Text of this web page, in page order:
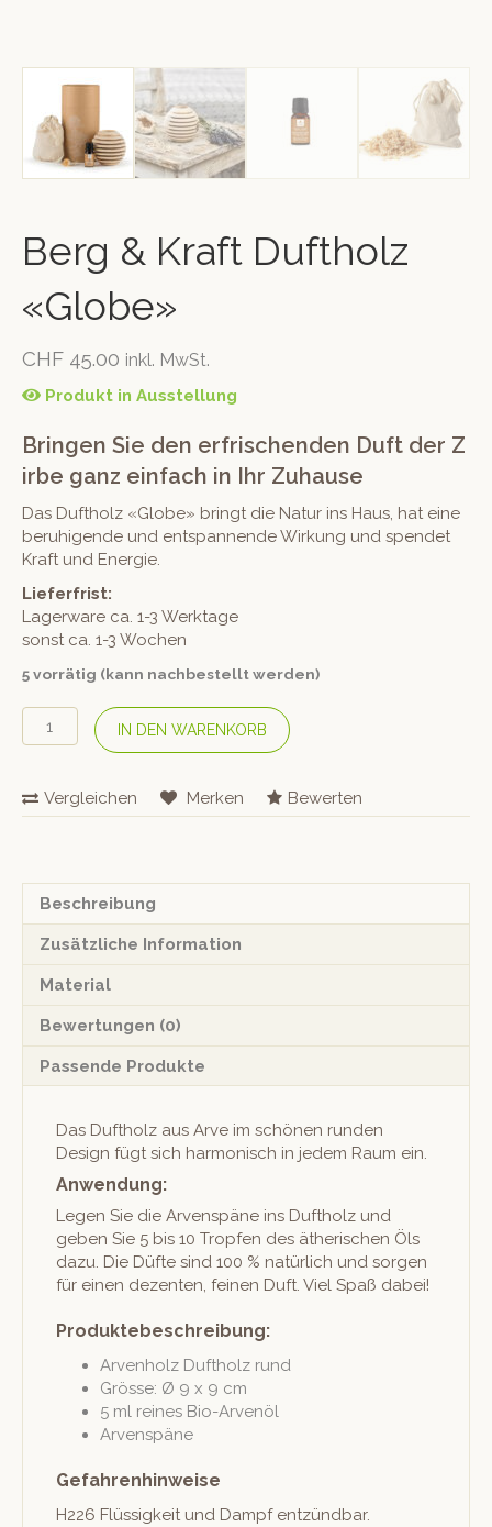
Berg & Kraft Duftholz
«Globe»
CHF 45.00 inkl. MwSt.
Produkt in Ausstellung
Bringen Sie den erfrischenden Duft der Z
irbe ganz einfach in Ihr Zuhause
Das Duftholz «Globe» bringt die Natur ins Haus, hat eine
beruhigende und entspannende Wirkung und spendet
Kraft und Energie.
Lieferfrist:
Lagerware ca. 1-3 Werktage
sonst ca. 1-3 Wochen
5 vorrätig (kann nachbestellt werden)
Berg
&
Duftholz
«Globe»
IN DEN WARENKORB
Vergleichen Merken Bewerten
Beschreibung
Zusätzliche Information
Material
Bewertungen (0)
Passende Produkte
Das Duftholz aus Arve im schö­nen run­den
Design fügt sich har­monisch in jedem Raum ein.
Anwendung:
Leg­en Sie die Arven­späne ins Duftholz und
geben Sie 5 bis 10 Tropfen des ätherischen Öls
dazu. Die Düfte sind 100 % natür­lich und sor­gen
für einen dezen­ten, feinen Duft. Viel Spaß dabei!
Produktebeschreibung:
Arven­holz Duftholz rund
Grösse: Ø 9 x 9 cm
5 ml reines Bio-Arvenöl
Arven­späne
Gefahrenhinweise
H226 Flüs­sigkeit und Dampf entzündbar.